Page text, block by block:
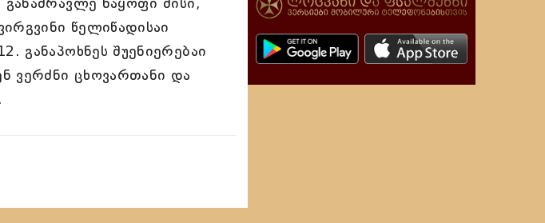
წელიწადისაი
განაპოხნეს შუენიერებაი
ვერძნი ცხოვართანი და